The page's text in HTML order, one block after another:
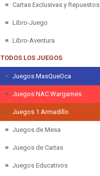
Cartas Exclusivas y Repuestos
Libro-Juego
Libro-Aventura
TODOS LOS JUEGOS
Juegos MasQueOca
Juegos NAC Wargames
Juegos 1 Armadillo
Juegos de Mesa
Juegos de Cartas
Juegos Educativos